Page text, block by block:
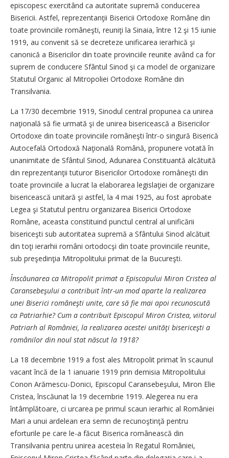
episcopesc exercitând ca autoritate supremă conducerea
Bisericii. Astfel, reprezentanţii Bisericii Ortodoxe Române din
toate provinciile româneşti, reuniţi la Sinaia, între 12 şi 15 iunie
1919, au convenit să se decreteze unificarea ierarhică şi
canonică a Bisericilor din toate provinciile reunite având ca for
suprem de conducere Sfântul Sinod şi ca model de organizare
Statutul Organic al Mitropoliei Ortodoxe Române din
Transilvania.
La 17/30 decembrie 1919, Sinodul central propunea ca unirea
naţională să fie urmată şi de unirea bisericească a Bisericilor
Ortodoxe din toate provinciile româneşti într-o singură Biserică
Autocefală Ortodoxă Naţională Română, propunere votată în
unanimitate de Sfântul Sinod, Adunarea Constituantă alcătuită
din reprezentanţii tuturor Bisericilor Ortodoxe româneşti din
toate provinciile a lucrat la elaborarea legislaţiei de organizare
bisericească unitară şi astfel, la 4 mai 1925, au fost aprobate
Legea şi Statutul pentru organizarea Bisericii Ortodoxe
Române, aceasta constituind punctul central al unificării
bisericeşti sub autoritatea supremă a Sfântului Sinod alcătuit
din toţi ierarhii români ortodocşi din toate provinciile reunite,
sub preşedinţia Mitropolitului primat de la Bucureşti.
Înscăunarea ca Mitropolit primat a Episcopului Miron Cristea al
Caransebeşului a contribuit într-un mod aparte la realizarea
unei Biserici româneşti unite, care să fie mai apoi recunoscută
ca Patriarhie? Cum a contribuit Episcopul Miron Cristea, viitorul
­Patriarh al României, la realizarea acestei unităţi bisericeşti a
românilor din noul stat născut la 1918?
La 18 decembrie 1919 a fost ales Mitropolit primat în scaunul
vacant încă de la 1 ianuarie 1919 prin demisia Mitropolitului
Conon Arămescu-Donici, Episcopul Caransebeşului, Miron Elie
Cristea, înscăunat la 19 decembrie 1919. Alegerea nu era
întâmplătoare, ci urcarea pe primul scaun ierarhic al României
Mari a unui ardelean era semn de recunoştinţă pentru
eforturile pe care le-a făcut Biserica românească din
Transilvania pentru unirea acesteia în Regatul României,